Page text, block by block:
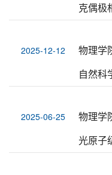
克偶极
2025-12-12
物理学
自然科
2025-06-25
物理学
光原子